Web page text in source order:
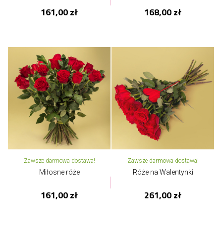
161,00 zł 168,00 zł
Zawsze darmowa dostawa!
Miłosne róże
161,00 zł
Zawsze darmowa dostawa!
Róże na Walentynki
261,00 zł